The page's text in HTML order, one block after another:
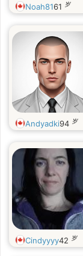
Noah8161 岁
Andyadki94 岁
Cindyyyy42 岁